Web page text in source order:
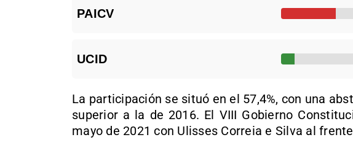
PAICV
UCID
La participación se situó en el 57,4%, con una
superior a la de 2016. El VIII Gobierno
mayo de 2021 con Ulisses Correia e Silva al